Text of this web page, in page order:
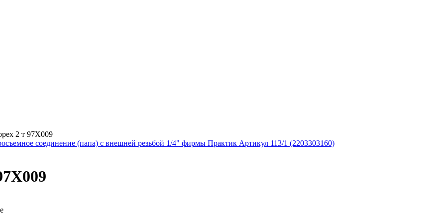
2 т 97X009
соединение (папа) с внешней резьбой 1/4" фирмы Практик Артикул 113/1 (2203303160)